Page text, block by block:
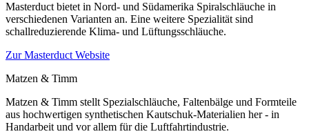
Masterduct bietet in Nord- und Südamerika Spiralschläuche in
verschiedenen Varianten an. Eine weitere Spezialität sind
schallreduzierende Klima- und Lüftungsschläuche.
Zur Masterduct Website
Matzen & Timm
Matzen & Timm stellt Spezialschläuche, Faltenbälge und Formteile
aus hochwertigen synthetischen Kautschuk-Materialien her - in
Handarbeit und vor allem für die Luftfahrtindustrie.